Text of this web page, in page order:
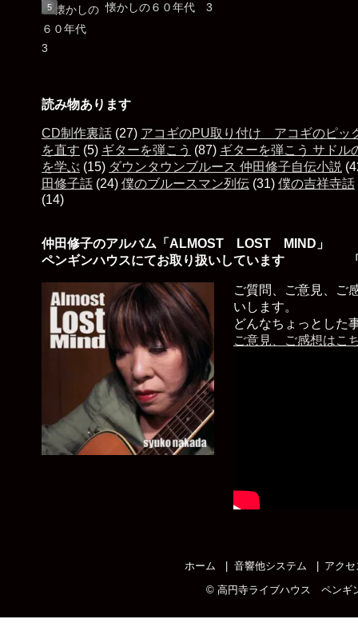
懐かしの６０年代 3
読み物あります
CD制作裏話 (27) アコギのPU取り付け アコギのピッ
を直す (5) ギターを弾こう (87) ギターを弾こう サドル
を学ぶ (15) ダウンタウンブルース 仲田修子自伝小説
田修子話 (24) 僕のブルースマン列伝 (31) 僕の吉祥寺話
(14)
仲田修子のアルバム「ALMOST LOST MIND」
ペンギンハウスにてお取り扱いしています 「
ご質問、ご意見、ご
いします。
どんなちょっとした
ご意見、ご感想はこ
ホーム 音響他システム
アクセ
© 高円寺ライブハウス ペンギ